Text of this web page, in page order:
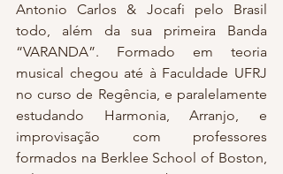
Antonio Carlos & Jocafi pelo Brasil
todo, além da sua primeira Banda
“VARANDA”. Formado em teoria
musical chegou até à Faculdade UFRJ
no curso de Regência, e paralelamente
estudando Harmonia, Arranjo, e
improvisação com professores
formados na Berklee School of Boston,